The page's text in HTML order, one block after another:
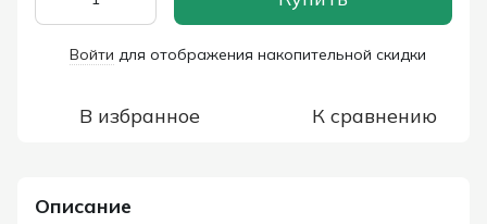
Войти для отображения накопительной скидки
В избранное К сравнению
Описание